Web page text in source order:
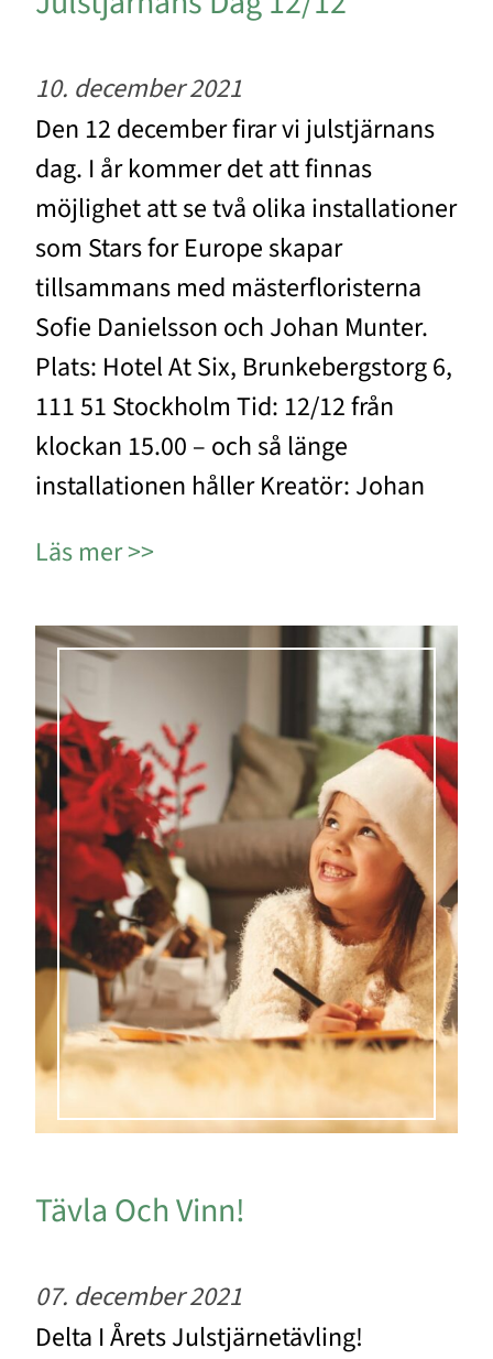
10. december 2021
Den 12 december firar vi julstjärnans
dag. I år kommer det att finnas
möjlighet att se två olika installationer
som Stars for Europe skapar
tillsammans med mästerfloristerna
Sofie Danielsson och Johan Munter.
Plats: Hotel At Six, Brunkebergstorg 6,
111 51 Stockholm Tid: 12/12 från
klockan 15.00 – och så länge
installationen håller Kreatör: Johan
Läs mer
Tävla Och Vinn!
07. december 2021
Delta I Årets Julstjärnetävling!